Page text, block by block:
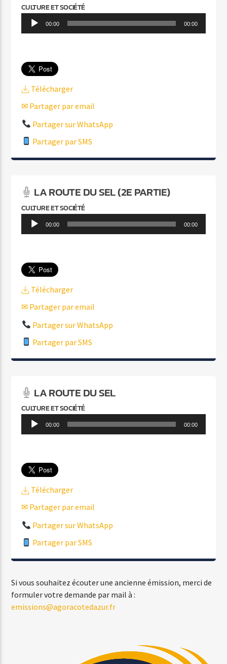
CULTURE ET SOCIÉTÉ
Lecteur 00:00 00:00
Télécharger
✉ Partager par email
Partager sur WhatsApp
Partager par SMS
LA ROUTE DU SEL (2E PARTIE)
CULTURE ET SOCIÉTÉ
Lecteur 00:00 00:00
Télécharger
✉ Partager par email
Partager sur WhatsApp
Partager par SMS
LA ROUTE DU SEL
CULTURE ET SOCIÉTÉ
Lecteur
audio
00:00 00:00
Télécharger
✉ Partager par email
Partager sur WhatsApp
Partager par SMS
Si vous souhaitez écouter une ancienne émission, merci de
formuler votre demande par mail à :
emissions@agoracotedazur.fr